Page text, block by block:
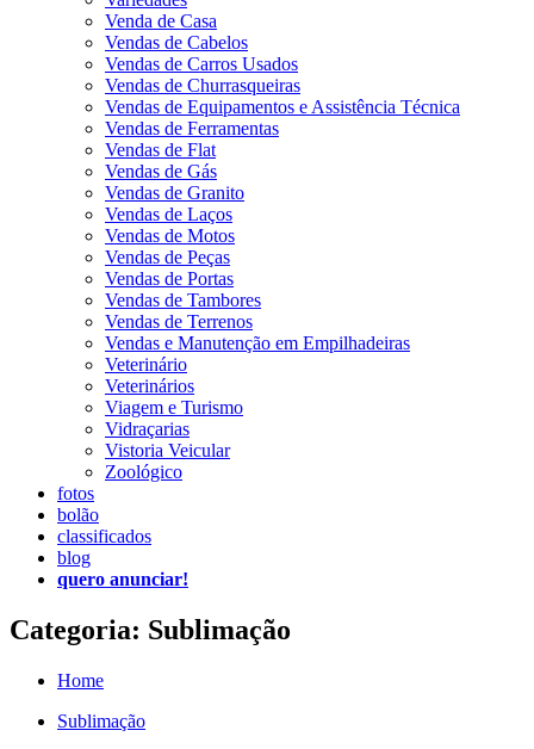
Venda de Casa
Vendas de Cabelos
Vendas de Carros Usados
Vendas de Churrasqueiras
Vendas de Equipamentos e Assistência Técnica
Vendas de Ferramentas
Vendas de Flat
Vendas de Gás
Vendas de Granito
Vendas de Laços
Vendas de Motos
Vendas de Peças
Vendas de Portas
Vendas de Tambores
Vendas de Terrenos
Vendas e Manutenção em Empilhadeiras
Veterinário
Veterinários
Viagem e Turismo
Vidraçarias
Vistoria Veicular
Zoológico
fotos
bolão
classificados
blog
quero anunciar!
Categoria: Sublimação
Home
Sublimação